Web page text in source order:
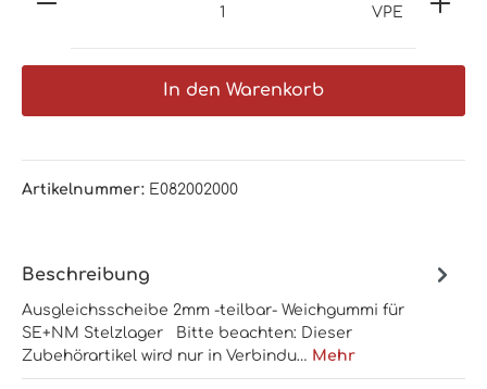
VPE
In den Warenkorb
Artikelnummer: E082002000
Beschreibung
Ausgleichsscheibe 2mm -teilbar- Weichgummi für
SE+NM Stelzlager Bitte beachten: Dieser
Zubehörartikel wird nur in Verbindu… Mehr